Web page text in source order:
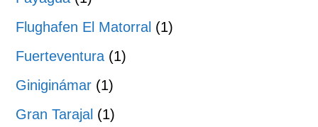
Flughafen El Matorral (1)
Fuerteventura (1)
Giniginámar (1)
Gran Tarajal (1)